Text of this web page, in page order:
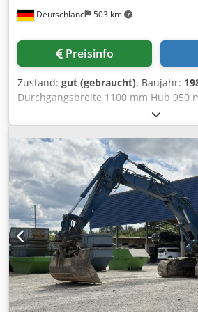
(H) Gewicht kg 2200
Deutschland 503 km
Preisinfo
Zustand: gut (gebraucht), Baujahr:
Durchgangsbreite 1100 mm Hub 950
Ad Iek Tischbreite 1050 mm Tischtiefe
Einbauhöhe 1180 mm
Raumbedarf ca. 2,8 x 3 x 4,5 m Diese
Säulenpresse OTT ist in einem
verfügbar. Sonstiges: Lichtschranke,
Vollständige elektr. Dokumentation
/ Raster 135mm